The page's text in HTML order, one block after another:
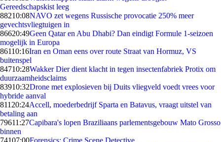
Gereedschapskist leeg
88210:08NAVO zet wegens Russische provocatie 250% meer
gevechtsvliegtuigen in
86620:49Geen Qatar en Abu Dhabi? Dan eindigt Formule 1-seizoen
mogelijk in Europa
86110:16Iran en Oman eens over route Straat van Hormuz, VS
buitenspel
84710:28Wakker Dier dient klacht in tegen insectenfabriek Protix om
duurzaamheidsclaims
83910:32Drone met explosieven bij Duits vliegveld voedt vrees voor
hybride aanval
811 20:24Accell, moederbedrijf Sparta en Batavus, vraagt uitstel van
betaling aan
79611:27Capibara's lopen Braziliaans parlementsgebouw Mato Grosso
binnen
74107:00Forensics: Crime Scene Detective